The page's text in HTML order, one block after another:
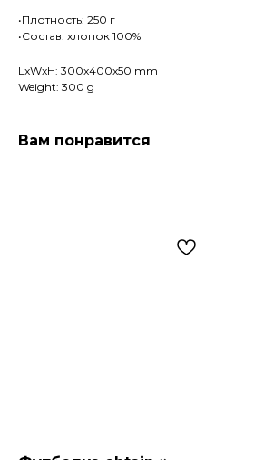
•Плотность: 250 г
•Состав: хлопок 100%
LxWxH: 300x400x50 mm
Weight: 300 g
Вам понравится